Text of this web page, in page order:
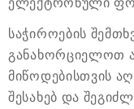
საჭიროების
განახორციელოთ
მიწოდებისთვის
შესახებ და